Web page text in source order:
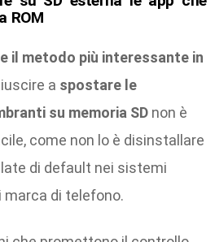
ROM
il metodo più interessante in
a spostare le
su memoria SD non è
come non lo è disinstallare
di default nei sistemi
di telefono.